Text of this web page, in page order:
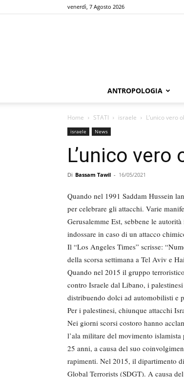
venerdì, 7 Agosto 2026
ANTROPOLOGIA
Home STATI israele L’unico vero
israele News
L’unico
Di Bassam Tawil - 16/05/2021
Quando nel 1991 Saddam Hussein
per celebrare gli attacchi. Varie
Gerusalemme Est, sebbene le
indossare in caso di un attacco
Il “Los Angeles Times” scrisse:
della scorsa settimana a Tel Aviv e
Quando nel 2015 il gruppo
contro Israele dal Libano, i
distribuendo dolci ad automobilisti e
Per i palestinesi, chiunque attacchi
Nei giorni scorsi costoro hanno
l’ala militare del movimento
25 anni, a causa del suo
rapimenti. Nel 2015, il dipartimento
Global Terrorists (SDGT). A causa